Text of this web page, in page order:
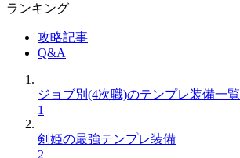
ランキング
攻略記事
Q&A
ジョブ別(4次職)のテンプレ装備一覧
1
剣姫の最強テンプレ装備
2